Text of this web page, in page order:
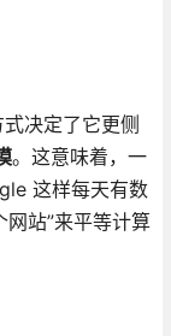
决定了它更侧
。这意味着，一
这样每天有数
网站”来平等计算